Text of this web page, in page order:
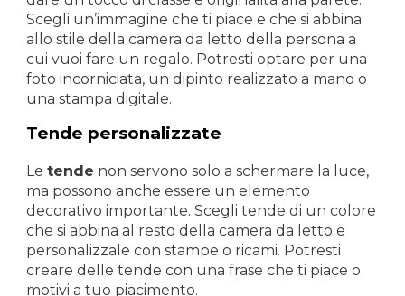
Scegli un’immagine che ti piace e che si abbina
allo stile della camera da letto della persona a
cui vuoi fare un regalo. Potresti optare per una
foto incorniciata, un dipinto realizzato a mano o
una stampa digitale.
Tende personalizzate
Le tende non servono solo a schermare la luce,
ma possono anche essere un elemento
decorativo importante. Scegli tende di un colore
che si abbina al resto della camera da letto e
personalizzale con stampe o ricami. Potresti
creare delle tende con una frase che ti piace o
motivi a tuo piacimento.